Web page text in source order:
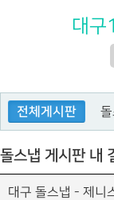
대구
전체게시판
돌스냅 게시판 내
대구 돌스냅 - 제니